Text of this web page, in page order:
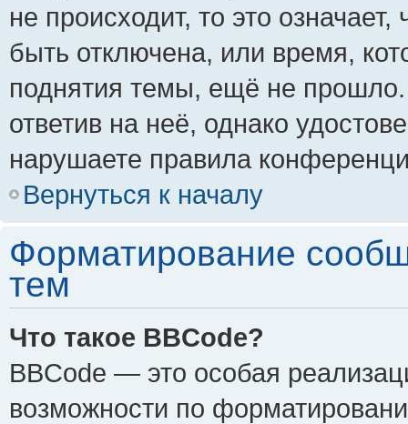
не происходит, то это
быть отключена, или время,
поднятия темы, ещё не
ответив на неё, однако
нарушаете правила
Вернуться к началу
Форматирование
тем
Что такое BBCode?
BBCode — это особая
возможности по